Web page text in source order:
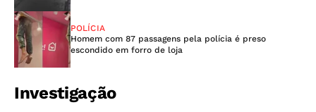
POLÍCIA
Homem com 87 passagens pela polícia é preso
escondido em forro de loja
Investigação